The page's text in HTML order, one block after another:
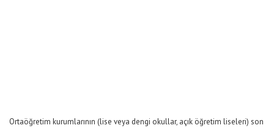
Ortaöğretim kurumlarının (lise veya dengi okullar, açık öğretim liseleri) son